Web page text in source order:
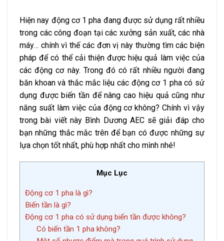
Hiện nay động cơ 1 pha đang được sử dụng rất nhiều
trong các công đoạn tại các xưởng sản xuất, các nhà
máy… chính vì thế các đơn vị này thường tìm các biện
pháp để có thể cải thiện được hiệu quả làm việc của
các động cơ này. Trong đó có rất nhiều người đang
băn khoan và thắc mắc liệu các động cơ 1 pha có sử
dụng được biến tần để nâng cao hiệu quả cũng như
năng suất làm việc của động cơ không? Chính vì vậy
trong bài viết này Bình Dương AEC sẽ giải đáp cho
bạn những thắc mắc trên để bạn có được những sự
lựa chọn tốt nhất, phù hợp nhất cho mình nhé!
Mục Lục
Động cơ 1 pha là gì?
Biến tần là gì?
Động cơ 1 pha có sử dụng biến tần được không?
Có biến tần 1 pha không?